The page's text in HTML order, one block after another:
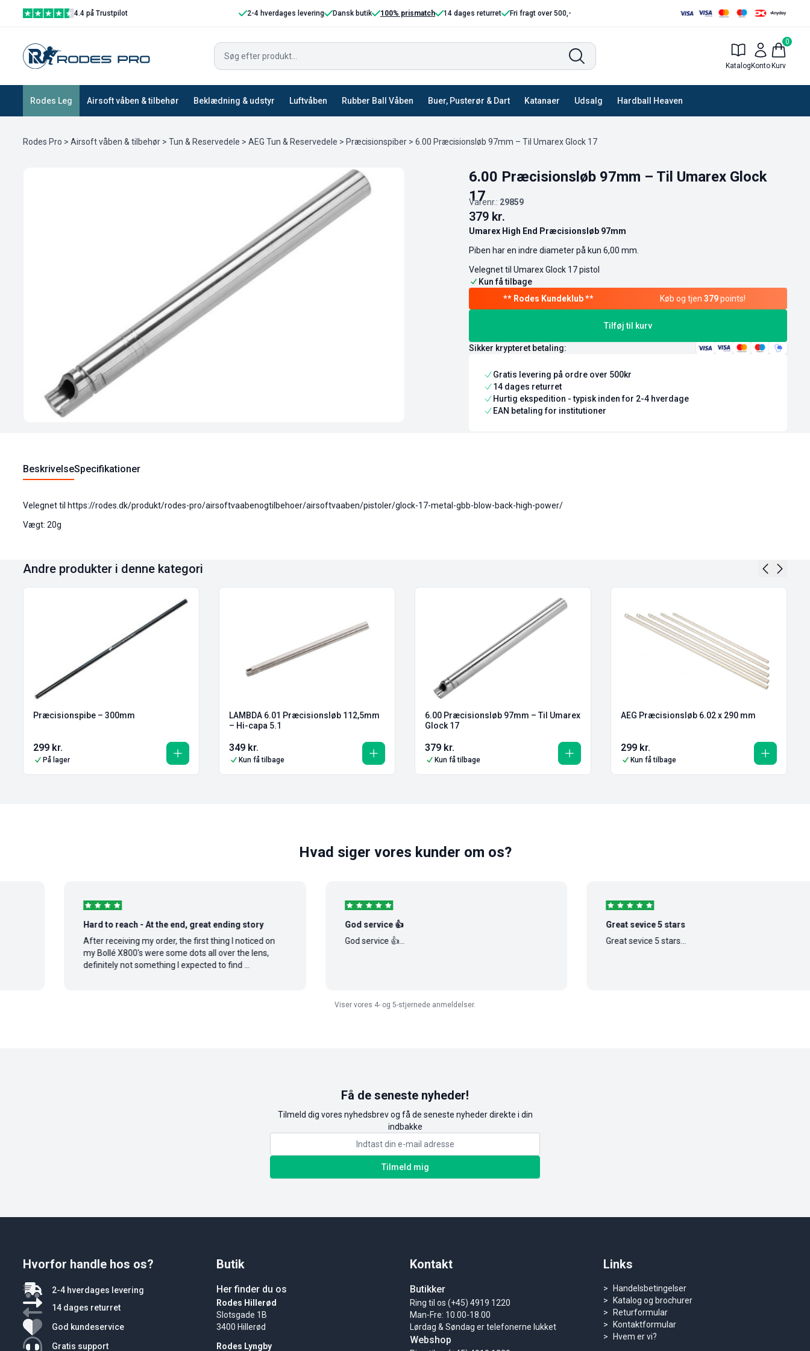
4.4 på Trustpilot 2-4 hverdages levering Dansk butik 100% prismatch 14 dages returret Fri fragt over 500,-
Katalog Konto
0
Kurv
Rodes Leg Airsoft våben & tilbehør Beklædning & udstyr Luftvåben Rubber Ball Våben Buer, Pusterør & Dart Katanaer Udsalg Hardball Heaven
Rodes Pro > Airsoft våben & tilbehør > Tun & Reservedele > AEG Tun & Reservedele > Præcisionspiber > 6.00 Præcisionsløb 97mm – Til Umarex Glock 17
6.00 Præcisionsløb 97mm – Til Umarex Glock
17
Varenr.: 29859
379 kr.
Umarex High End Præcisionsløb 97mm
Piben har en indre diameter på kun 6,00 mm.
Velegnet til Umarex Glock 17 pistol
Kun få tilbage
Køb og tjen 379points!
Tilføj til kurv
Sikker krypteret betaling:
Gratis levering på ordre over 500kr
14 dages returret
Hurtig ekspedition - typisk inden for 2-4 hverdage
EAN betaling for institutioner
BeskrivelseSpecifikationer
Velegnet til https://rodes.dk/produkt/rodes-pro/airsoftvaabenogtilbehoer/airsoftvaaben/pistoler/glock-17-metal-gbb-blow-back-high-power/
Vægt: 20g
Andre produkter i denne kategori
Præcisionspibe – 300mm
299 kr.
På lager
LAMBDA 6.01 Præcisionsløb 112,5mm
– Hi-capa 5.1
349 kr.
Kun få tilbage
6.00 Præcisionsløb 97mm – Til Umarex
Glock 17
379 kr.
Kun få tilbage
AEG Præcisionsløb 6.02 x 290 mm
299 kr.
Kun få tilbage
Hvad siger vores kunder om os?
Hard to reach - At the end, great ending story
After receiving my order, the first thing I noticed on
my Bollé X800's were some dots all over the lens,
definitely not something I expected to find ...
God service 👍
God service 👍...
Great sevice 5 stars
Great sevice 5 stars...
Viser vores 4- og 5-stjernede anmeldelser.
Få de seneste nyheder!
Tilmeld dig vores nyhedsbrev og få de seneste nyheder direkte i din
indbakke
Tilmeld mig
Butik
Her finder du os
Rodes Hillerød
Slotsgade 1B
3400 Hillerød
Rodes Lyngby
Kontakt
Butikker
Ring til os (+45) 4919 1220
Man-Fre: 10.00-18.00
Lørdag & Søndag er telefonerne lukket
Webshop
Links
Handelsbetingelser
Katalog og brochurer
Returformular
Kontaktformular
Hvem er vi?
Hvorfor handle hos os?
2-4 hverdages levering
14 dages returret
God kundeservice
Gratis support